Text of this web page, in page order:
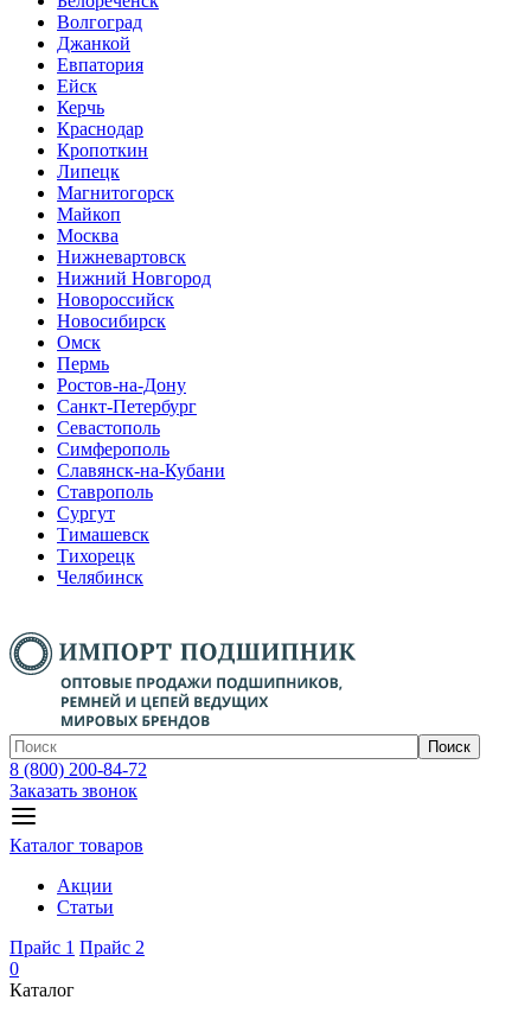
Волгоград
Джанкой
Евпатория
Ейск
Керчь
Краснодар
Кропоткин
Липецк
Магнитогорск
Майкоп
Москва
Нижневартовск
Нижний Новгород
Новороссийск
Новосибирск
Омск
Пермь
Ростов-на-Дону
Санкт-Петербург
Севастополь
Симферополь
Славянск-на-Кубани
Ставрополь
Сургут
Тимашевск
Тихорецк
Челябинск
Поиск
8 (800) 200-84-72
Заказать звонок
Каталог товаров
Акции
Статьи
Прайс 1 Прайс 2
0
Каталог